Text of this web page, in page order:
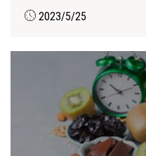
時氣道受到...
2023/5/25